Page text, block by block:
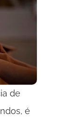
de
é